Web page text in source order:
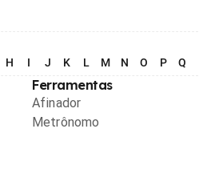
H I J K L M N O P Q
Ferramentas
Afinador
Metrônomo